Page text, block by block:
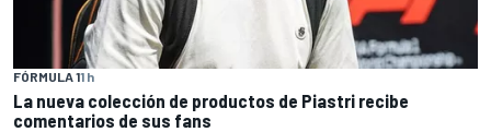
FÓRMULA 11 h
La nueva colección de productos de Piastri recibe
comentarios de sus fans